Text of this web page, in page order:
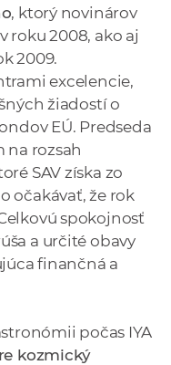
, ktorý novinárov
roku 2008, ako aj
2009.
excelencie,
žiadostí o
EÚ. Predseda
na rozsah
SAV získa zo
očakávať, že rok
spokojnosť
a určité obavy
finančná a
počas IYA
kozmický